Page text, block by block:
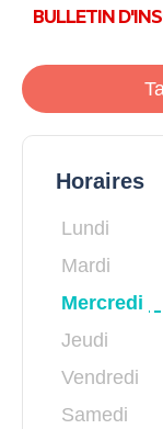
BULLETIN
Horaires
Lundi
Mardi
Mercredi
Jeudi
Vendredi
Samedi